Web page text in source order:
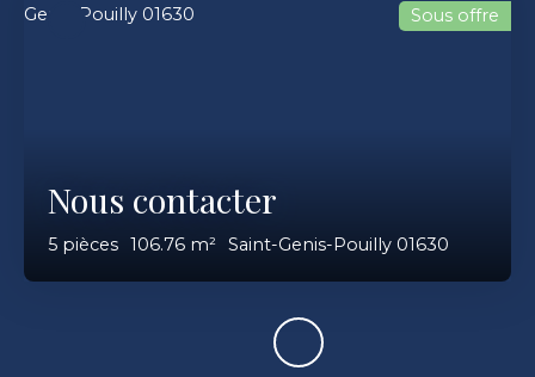
Nous contacter
5 pièces 106.76 m² Saint-Genis-Pouilly 01630
Sous offre